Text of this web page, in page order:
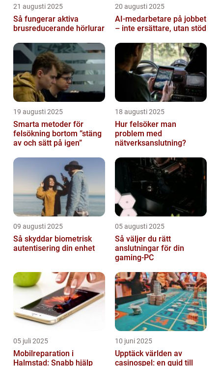
21 augusti 2025
Så fungerar aktiva
brusreducerande hörlurar
20 augusti 2025
AI‑medarbetare på jobbet
– inte ersättare, utan stöd
19 augusti 2025
Smarta metoder för
felsökning bortom ”stäng
av och sätt på igen”
18 augusti 2025
Hur felsöker man
problem med
nätverksanslutning?
09 augusti 2025
Så skyddar biometrisk
autentisering din enhet
05 augusti 2025
Så väljer du rätt
anslutningar för din
gaming-PC
05 juli 2025
Mobilreparation i
Halmstad: Snabb hjälp
10 juni 2025
Upptäck världen av
casinospel: en guid till